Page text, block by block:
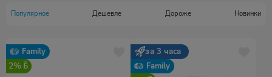
Популярное Дешевле Дороже Новинки
Family
2%
за 3 часа
Family